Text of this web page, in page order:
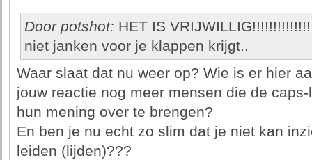
Door potshot: HET IS VRIJWILLIG!!!!!!!!!!!!!!
niet janken voor je klappen krijgt..
Waar slaat dat nu weer op? Wie is er hier
jouw reactie nog meer mensen die de
hun mening over te brengen?
En ben je nu echt zo slim dat je niet kan
leiden (lijden)???